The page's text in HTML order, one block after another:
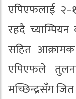
एपिएफलाई
रहदै
सहित आक्रामक
एपिएफले
मच्छिन्द्रसँग